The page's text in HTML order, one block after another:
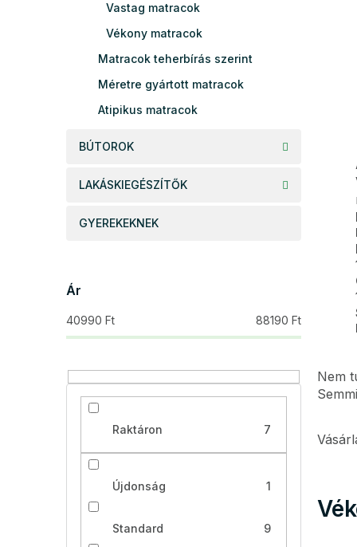
Vastag matracok
Vékony matracok
Matracok teherbírás szerint
Méretre gyártott matracok
Atipikus matracok
BÚTOROK
LAKÁSKIEGÉSZÍTŐK
GYEREKEKNEK
Ár
40990 Ft 88190 Ft
Raktáron 7
Újdonság 1
Standard 9
Nem